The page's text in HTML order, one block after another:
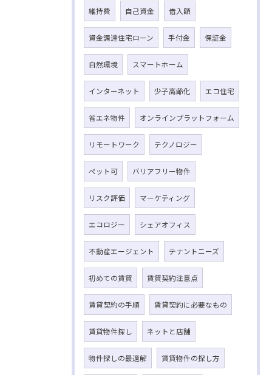
維持費 自己資金 借入額
資金調達住宅ローン 手付金 保証金
自然環境 スマートホーム
インターネット 少子高齢化 エコ住宅
省エネ物件 オンラインプラットフォーム
リモートワーク テクノロジー
ペット可 バリアフリー物件
リスク評価 マーケティング
エコロジー シェアオフィス
不動産エージェント テナントニーズ
初めての賃貸 賃貸契約注意点
賃貸契約の手順 賃貸契約に必要なもの
賃貸物件探し ネットと店舗
物件探しの最適解 賃貸物件の探し方